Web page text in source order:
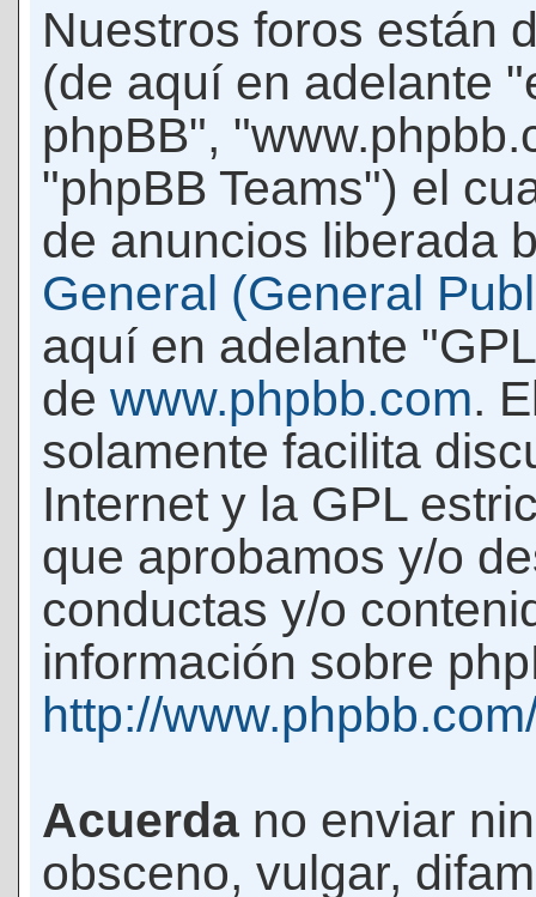
Nuestros foros están
(de aquí en adelante
phpBB",
"phpBB Teams") el
de anuncios liberada
General (General
aquí en adelante
de www.phpbb.com.
solamente facilita
Internet y la GPL
que aprobamos y/o
conductas y/o
información sobre
http://
Acuerda no enviar
obsceno, vulgar,